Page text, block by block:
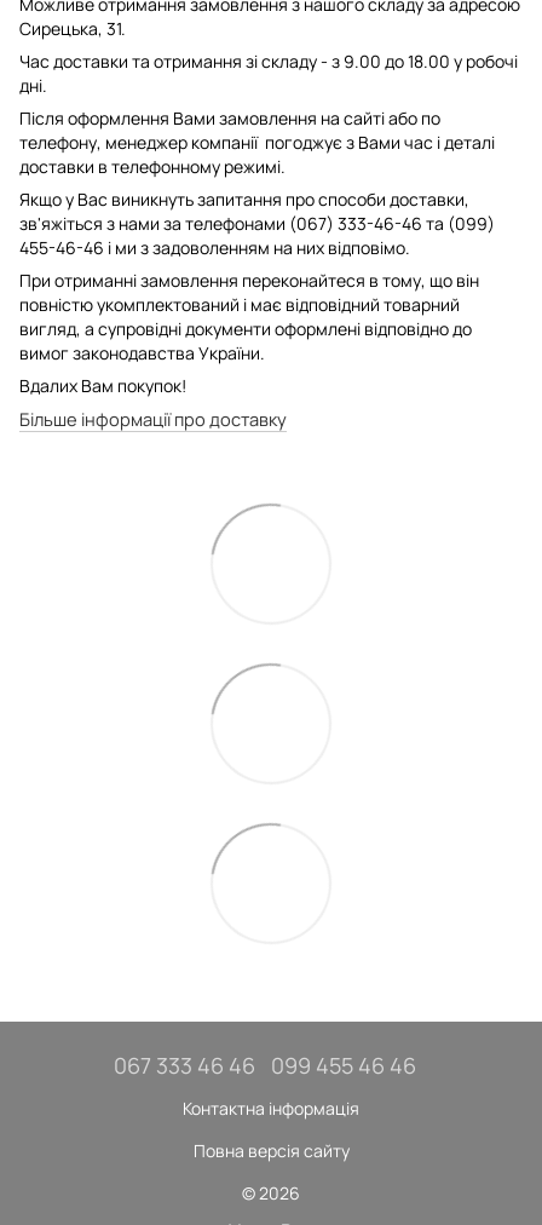
Сирецька, 31.
Час доставки та отримання зі складу - з 9.00 до 18.00 у робочі
дні.
Після оформлення Вами замовлення на сайті або по
телефону, менеджер компанії погоджує з Вами час і деталі
доставки в телефонному режимі.
Якщо у Вас виникнуть запитання про способи доставки,
зв'яжіться з нами за телефонами (067) 333-46-46 та (099)
455-46-46 і ми з задоволенням на них відповімо.
При отриманні замовлення переконайтеся в тому, що він
повністю укомплектований і має відповідний товарний
вигляд, а супровідні документи оформлені відповідно до
вимог законодавства України.
Вдалих Вам покупок!
Більше інформації про доставку
067 333 46 46 099 455 46 46
Контактна інформація
Повна версія сайту
© 2026